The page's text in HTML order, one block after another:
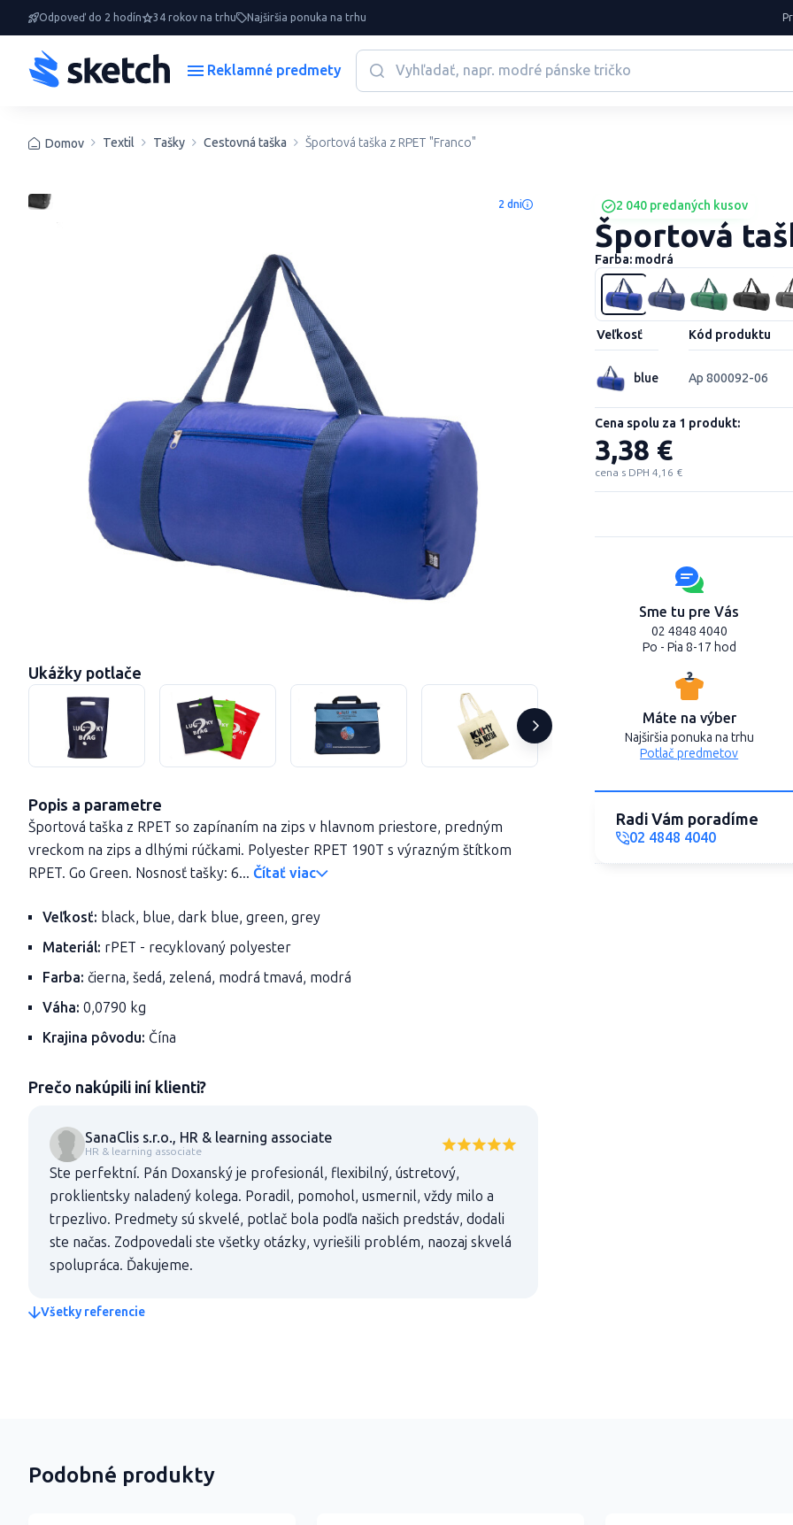
Odpoveď do 2 hodín 34 rokov na trhu Najširšia ponuka na trhu
Reklamné predmety
Domov Textil Tašky Cestovná taška Športová taška z RPET "Franco"
2 dni 2 040 predaných kusov
Športová
Farba: modrá
Veľkosť Kód produktu
blue Ap 800092-06
Cena spolu za 1 produkt:
3,38 €
cena s DPH 4,16 €
Sme tu pre Vás
02 4848 4040
Po - Pia 8-17 hod
Máte na výber
Najširšia ponuka na trhu
Potlač predmetov
Radi Vám poradíme
02 4848 4040
Ukážky potlače
Popis a parametre
Športová taška z RPET so zapínaním na zips v hlavnom priestore, predným
vreckom na zips a dlhými rúčkami. Polyester RPET 190T s výrazným štítkom
RPET. Go Green. Nosnosť tašky: 6... Čítať viac
Veľkosť: black, blue, dark blue, green, grey
Materiál: rPET - recyklovaný polyester
Farba: čierna, šedá, zelená, modrá tmavá, modrá
Váha: 0,0790 kg
Krajina pôvodu: Čína
Prečo nakúpili iní klienti?
SanaClis s.r.o., HR & learning associate
HR & learning associate
Ste perfektní. Pán Doxanský je profesionál, flexibilný, ústretový,
proklientsky naladený kolega. Poradil, pomohol, usmernil, vždy milo a
trpezlivo. Predmety sú skvelé, potlač bola podľa našich predstáv, dodali
ste načas. Zodpovedali ste všetky otázky, vyriešili problém, naozaj skvelá
spolupráca. Ďakujeme.
Všetky referencie
Podobné produkty